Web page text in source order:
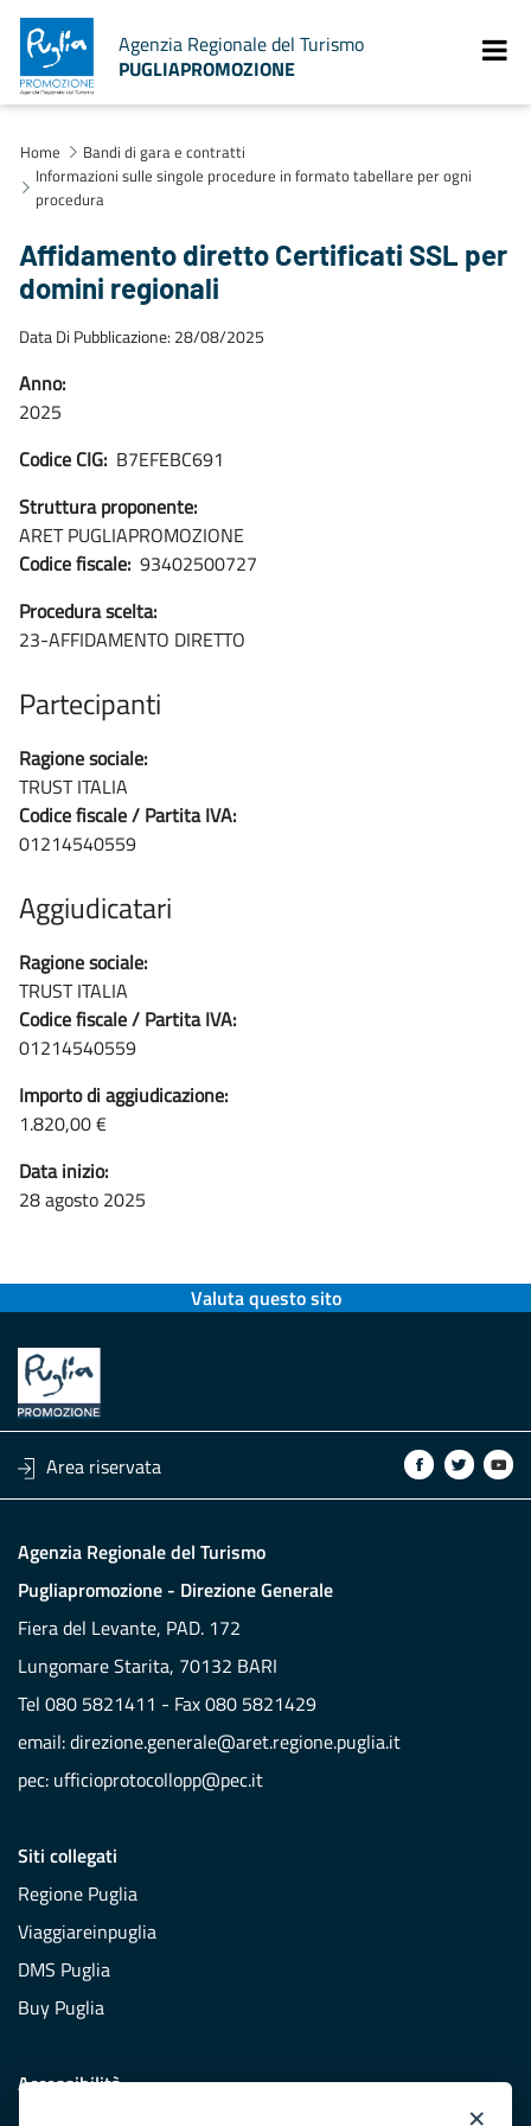
×
Agenzia Regionale del Turismo
PUGLIAPROMOZIONE
Home
Bandi di gara e contratti
Informazioni sulle singole procedure in formato tabellare per ogni
procedura
Affidamento diretto Certificati SSL per
domini regionali
Data Di Pubblicazione: 28/08/2025
Anno:
2025
Codice CIG: B7EFEBC691
Struttura proponente:
ARET PUGLIAPROMOZIONE
Codice fiscale: 93402500727
Procedura scelta:
23-AFFIDAMENTO DIRETTO
Partecipanti
Ragione sociale:
TRUST ITALIA
Codice fiscale / Partita IVA:
01214540559
Aggiudicatari
Ragione sociale:
TRUST ITALIA
Codice fiscale / Partita IVA:
01214540559
Importo di aggiudicazione:
1.820,00 €
Data inizio:
28 agosto 2025
Valuta questo sito
Area riservata
Agenzia Regionale del Turismo
Pugliapromozione - Direzione Generale
Fiera del Levante, PAD. 172
Lungomare Starita, 70132 BARI
Tel 080 5821411 - Fax 080 5821429
email:direzione.generale@aret.regione.puglia.it
pec: ufficioprotocollopp@pec.it
Siti collegati
Regione Puglia
Viaggiareinpuglia
DMS Puglia
Buy Puglia
Accessibilità